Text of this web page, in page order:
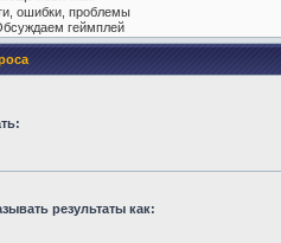
результаты как: